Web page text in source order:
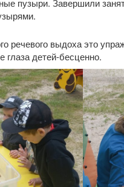
пузыри. Завершили
речевого выдоха это
глаза детей-бесценно.